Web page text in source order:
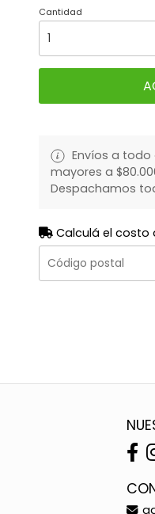
Cantidad
Envíos a todo
mayores a
Despachamos
Calculá el costo